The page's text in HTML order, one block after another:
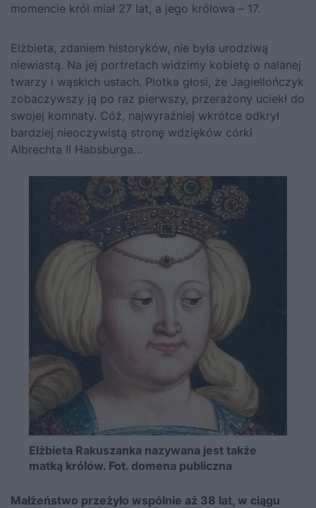
momencie król miał 27 lat, a jego królowa – 17.
Elżbieta, zdaniem historyków, nie była urodziwą
niewiastą. Na jej portretach widzimy kobietę o nalanej
twarzy i wąskich ustach. Plotka głosi, że Jagiellończyk
zobaczywszy ją po raz pierwszy, przerażony uciekł do
swojej komnaty. Cóż, najwyraźniej wkrótce odkrył
bardziej nieoczywistą stronę wdzięków córki
Albrechta II Habsburga…
Elżbieta Rakuszanka nazywana jest także
matką królów. Fot. domena publiczna
Małżeństwo przeżyło wspólnie aż 38 lat, w ciągu